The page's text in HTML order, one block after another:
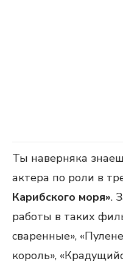
Ты наверняка
актера по роли в
Карибского моря».
работы в таких
сваренные»,
король»,